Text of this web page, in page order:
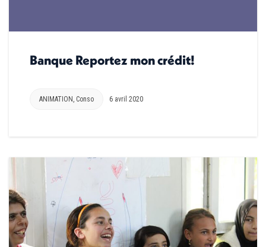
Banque Reportez mon crédit!
ANIMATION Conso 6 avril 2020